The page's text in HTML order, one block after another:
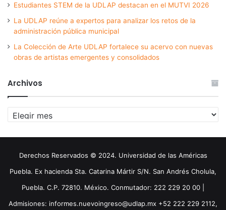
Estudiantes STEM de la UDLAP destacan en el MUTVI 2026
La UDLAP reúne a expertos para analizar los retos de la
administración pública municipal
La Colección de Arte UDLAP fortalece su acervo con nuevas
obras de artistas emergentes y consolidados
Archivos
Archivos
Derechos Reservados © 2024. Universidad de las Américas
Puebla. Ex hacienda Sta. Catarina Mártir S/N. San Andrés Cholula,
Puebla. C.P. 72810. México. Conmutador: 222 229 20 00 |
Admisiones: informes.nuevoingreso@udlap.mx +52 222 229 2112,